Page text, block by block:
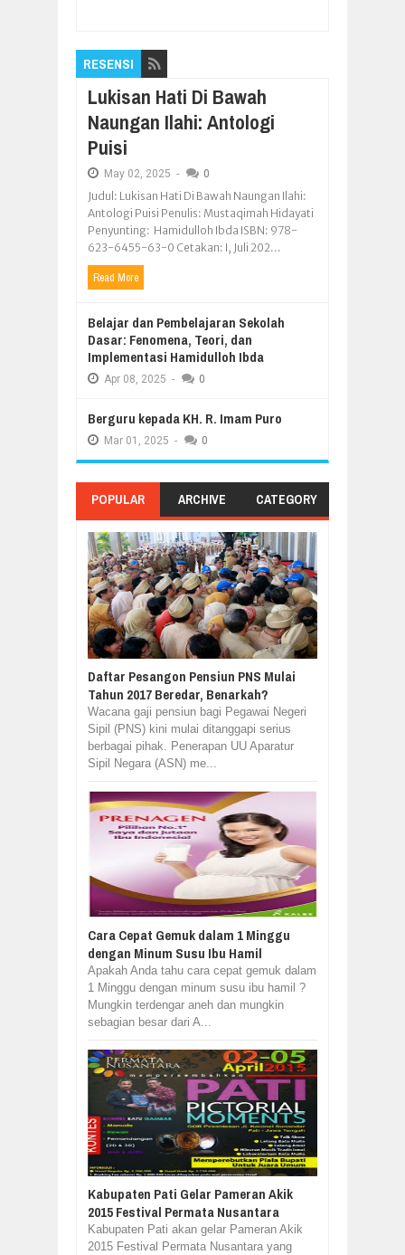
RESENSI
Lukisan Hati Di Bawah
Naungan Ilahi: Antologi
Puisi
May 02, 2025 - 0
Judul: Lukisan Hati Di Bawah Naungan Ilahi:
Antologi Puisi Penulis: Mustaqimah Hidayati
Penyunting: Hamidulloh Ibda ISBN: 978-
623-6455-63-0 Cetakan: I, Juli 202...
Read More
Belajar dan Pembelajaran Sekolah
Dasar: Fenomena, Teori, dan
Implementasi Hamidulloh Ibda
Apr 08, 2025 - 0
Berguru kepada KH. R. Imam Puro
Mar 01, 2025 - 0
POPULAR ARCHIVE CATEGORY
Daftar Pesangon Pensiun PNS Mulai
Tahun 2017 Beredar, Benarkah?
Wacana gaji pensiun bagi Pegawai Negeri
Sipil (PNS) kini mulai ditanggapi serius
berbagai pihak. Penerapan UU Aparatur
Sipil Negara (ASN) me...
Cara Cepat Gemuk dalam 1 Minggu
dengan Minum Susu Ibu Hamil
Apakah Anda tahu cara cepat gemuk dalam
1 Minggu dengan minum susu ibu hamil ?
Mungkin terdengar aneh dan mungkin
sebagian besar dari A...
Kabupaten Pati Gelar Pameran Akik
2015 Festival Permata Nusantara
Kabupaten Pati akan gelar Pameran Akik
2015 Festival Permata Nusantara yang